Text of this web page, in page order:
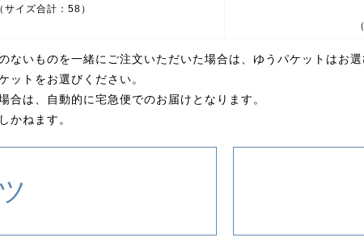
（サイズ合計：58）
いものを一緒にご注文いただいた場合は、ゆうパケットはお選
トをお選びください。
は、自動的に宅急便でのお届けとなります。
かねます。